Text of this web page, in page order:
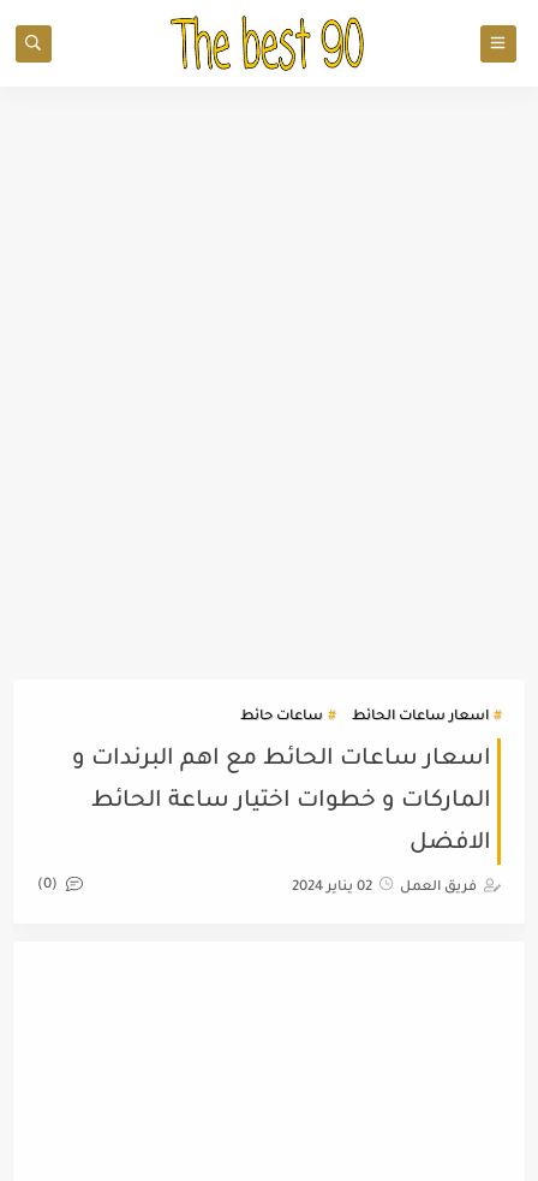
اسعار ساعات الحائط ساعات حائط
اسعار ساعات الحائط مع اهم البرندات و
الماركات و خطوات اختيار ساعة الحائط
الافضل
فريق العمل 02 يناير 2024 (0)